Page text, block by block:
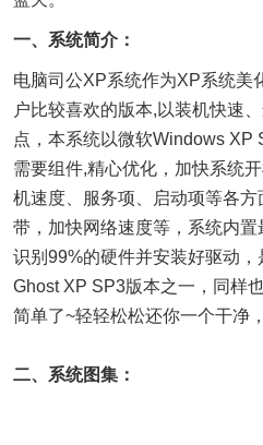
一、系统简介：
电脑司公XP系统作为XP系统美
户比较喜欢的版本,以装机快速
点，本系统以微软Windows XP
需要组件,精心优化，加快系统
机速度、服务项、启动项等各
带，加快网络速度等，系统内
识别99%的硬件并安装好驱动
Ghost XP SP3版本之一，同样
简单了~轻轻松松还你一个干净
二、系统图集：